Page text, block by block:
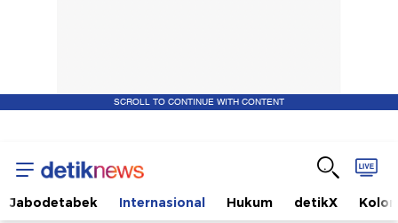
SCROLL TO CONTINUE WITH CONTENT
Jabodetabek Internasional Hukum detikX